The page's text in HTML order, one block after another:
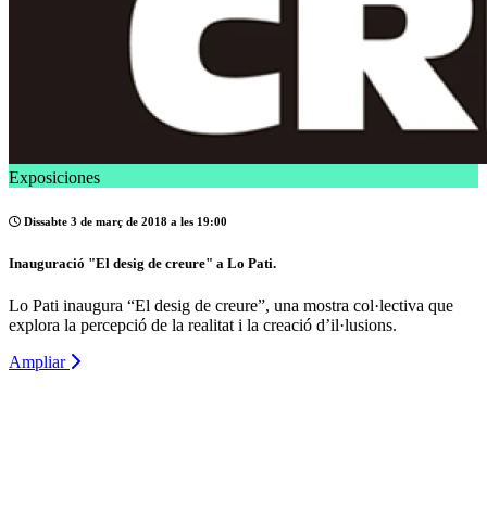
Exposiciones
Dissabte 3 de març de 2018 a les 19:00
Inauguració "El desig de creure" a Lo Pati.
Lo Pati inaugura “El desig de creure”, una mostra col·lectiva que
explora la percepció de la realitat i la creació d’il·lusions.
Ampliar